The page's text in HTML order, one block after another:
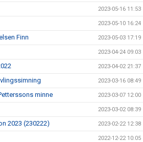
2023-05-16 11:53
2023-05-10 16:24
Finn 2023-05-03 17:19
2023-04-24 09:03
2023-04-02 21:37
2023-03-16 08:49
minne 2023-03-07 12:00
2023-03-02 08:39
2023 (230222) 2023-02-22 12:38
2022-12-22 10:05